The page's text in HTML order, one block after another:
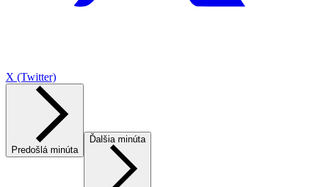
X (Twitter)
Predošlá minúta
Ďalšia minúta